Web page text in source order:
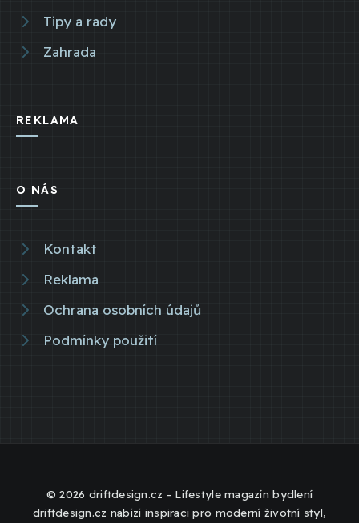
Tipy a rady
Zahrada
REKLAMA
O NÁS
Kontakt
Reklama
Ochrana osobních údajů
Podmínky použití
© 2026 driftdesign.cz - Lifestyle magazín bydlení
driftdesign.cz nabízí inspiraci pro moderní životní styl,